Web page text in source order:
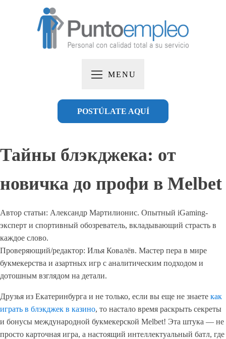
MENU
POSTÚLATE AQUÍ
Тайны блэкджека: от
новичка до профи в Melbet
Автор статьи: Александр Мартилионис. Опытный iGaming-
эксперт и спортивный обозреватель, вкладывающий страсть в
каждое слово.
Проверяющий/редактор: Илья Ковалёв. Мастер пера в мире
букмекерства и азартных игр с аналитическим подходом и
дотошным взглядом на детали.
Друзья из Екатеринбурга и не только, если вы еще не знаете как
играть в блэкджек в казино, то настало время раскрыть секреты
и бонусы международной букмекерской Melbet! Эта штука — не
просто карточная игра, а настоящий интеллектуальный батл, где